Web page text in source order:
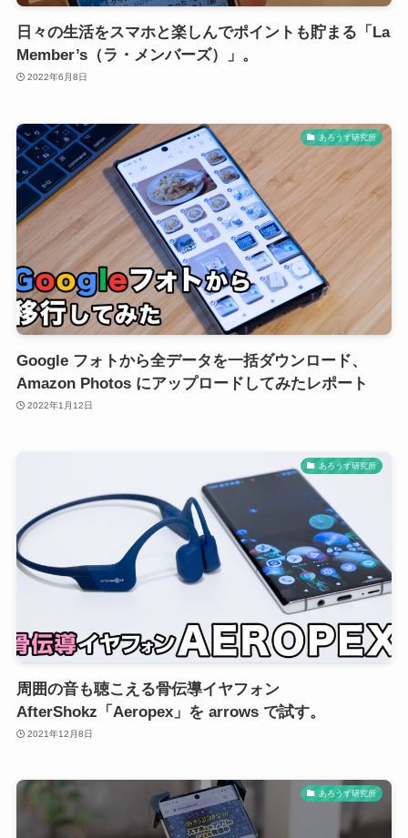
日々の生活をスマホと楽しんでポイントも貯まる「La
Member’s（ラ・メンバーズ）」。
2022年6月8日
あろうず研究所
Google フォトから全データを一括ダウンロード、
Amazon Photos にアップロードしてみたレポート
2022年1月12日
あろうず研究所
周囲の音も聴こえる骨伝導イヤフォン
AfterShokz「Aeropex」を arrows で試す。
2021年12月8日
あろうず研究所